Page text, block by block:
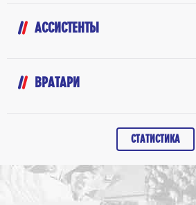
АССИСТЕНТЫ
ВРАТАРИ
СТАТИСТИКА